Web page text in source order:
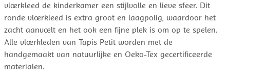
vloerkleed de kinderkamer een stijlvolle en lieve sfeer. Dit
ronde vloerkleed is extra groot en laagpolig, waardoor het
zacht aanvoelt en het ook een fijne plek is om op te spelen.
Alle vloerkleden van Tapis Petit worden met de
handgemaakt van natuurlijke en Oeko-Tex gecertificeerde
materialen.